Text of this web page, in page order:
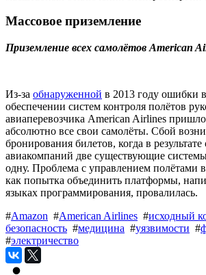
Массовое приземление
Приземление всех самолётов American
Из-за обнаруженной в 2013 году ошибки
обеспечении систем контроля полётов
авиаперевозчика American Airlines
абсолютно все свои самолёты. Сбой
бронирования билетов, когда в
авиакомпаний две существующие
одну. Проблема с управлением полётами
как попытка объединить платформы,
языках программирования, провалилась.
#Amazon #American Airlines #исходный
безопасность #медицина #уязвимости #
#электричество